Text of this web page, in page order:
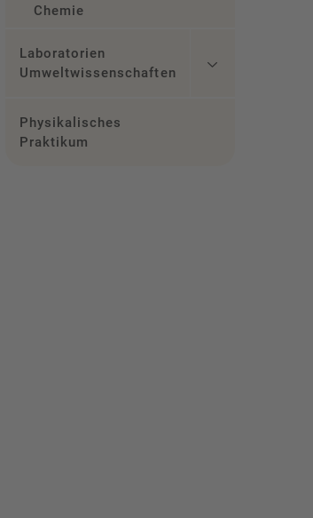
Chemie
Laboratorien
Umweltwissenschaften
Physikalisches
Praktikum